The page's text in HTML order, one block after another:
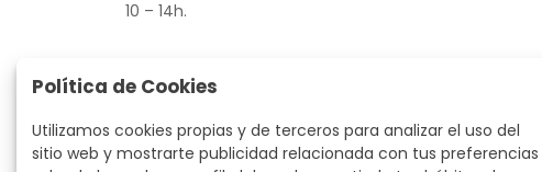
10 – 14h.
Política de Cookies
Utilizamos cookies propias y de terceros para analizar el uso del
sitio web y mostrarte publicidad relacionada con tus preferencias